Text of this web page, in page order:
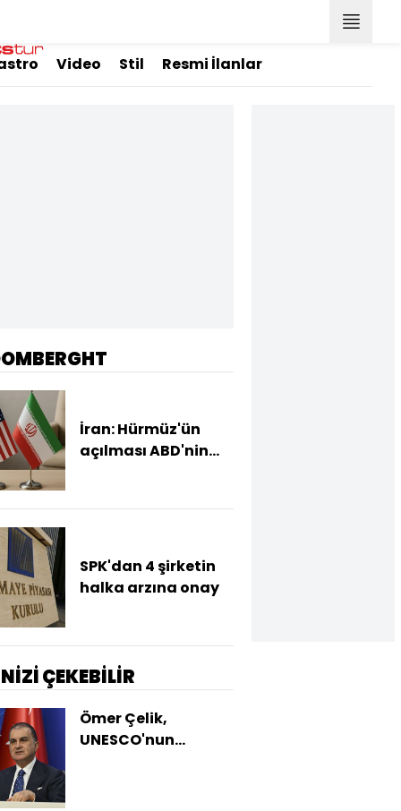
Video Stil Resmi İlanlar
İran: Hürmüz'ün
açılması ABD'nin
SPK'dan 4 şirketin
halka arzına onay
ÇEKEBİLİR
Ömer Çelik,
UNESCO'nun